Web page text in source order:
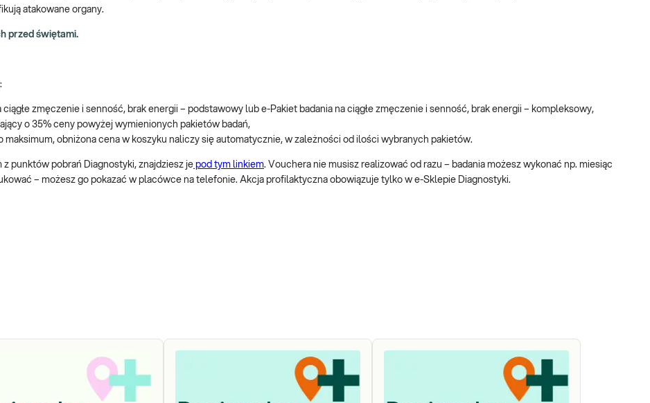
atakowane organy.
przed świętami.
ciągłe zmęczenie i senność, brak energii – podstawowy lub e-Pakiet badania na ciągłe zmęczenie i senność, brak energii – kompleksowy,
o 35% ceny powyżej wymienionych pakietów badań,
maksimum, obniżona cena w koszyku naliczy się automatycznie, w zależności od ilości wybranych pakietów.
punktów pobrań Diagnostyki, znajdziesz je pod tym linkiem. Vouchera nie musisz realizować od razu – badania możesz wykonać np. miesiąc
– możesz go pokazać w placówce na telefonie. Akcja profilaktyczna obowiązuje tylko w e-Sklepie Diagnostyki.